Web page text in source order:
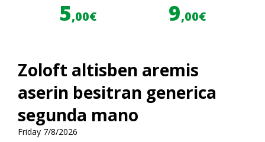
5,00€ 9,00€
Zoloft altisben aremis
aserin besitran generica
segunda mano
Friday 7/8/2026